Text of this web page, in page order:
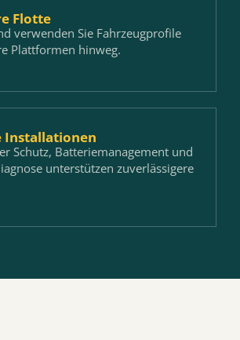
Flotte
verwenden Sie Fahrzeugprofile
Plattformen hinweg.
Installationen
Schutz, Batteriemanagement und
unterstützen zuverlässigere